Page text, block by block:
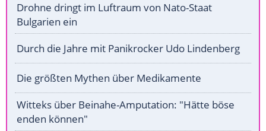
Drohne dringt im Luftraum von Nato-Staat
Bulgarien ein
Durch die Jahre mit Panikrocker Udo Lindenberg
Die größten Mythen über Medikamente
Witteks über Beinahe-Amputation: "Hätte böse
enden können"